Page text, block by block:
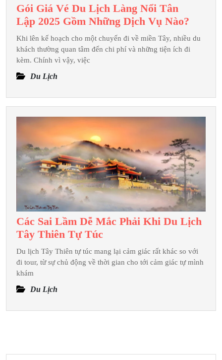
Gói Giá Vé Du Lịch Làng Nổi Tân
Lập 2025 Gồm Những Dịch Vụ Nào?
Giá
Vé Du
Tân
Lập
Gồm
Những
Dịch
Vụ
Nào?
Khi lên kế hoạch cho một chuyến đi về miền Tây, nhiều du
khách thường quan tâm đến chi phí và những tiện ích đi
kèm. Chính vì vậy, việc
Du Lịch
Các Sai Lầm Dễ Mắc Phải Khi Du Lịch
Tây Thiên Tự Túc
Sai
Lầm
Khi
Du lịch Tây Thiên tự túc mang lại cảm giác rất khác so với
đi tour, từ sự chủ động về thời gian cho tới cảm giác tự mình
khám
Du Lịch